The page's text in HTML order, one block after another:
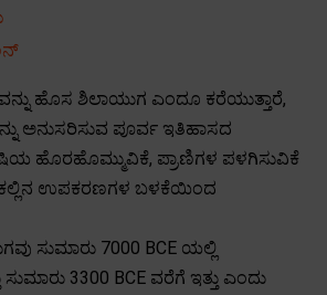
ಹೊಸ ಶಿಲಾಯುಗ ಎಂದೂ ಕರೆಯುತ್ತಾರೆ,
ಅನುಸರಿಸುವ ಪೂರ್ವ ಇತಿಹಾಸದ
ಹೊರಹೊಮ್ಮುವಿಕೆ, ಪ್ರಾಣಿಗಳ ಪಳಗಿಸುವಿಕೆ
ಉಪಕರಣಗಳ ಬಳಕೆಯಿಂದ
ಸುಮಾರು 7000 BCE ಯಲ್ಲಿ
3300 BCE ವರೆಗೆ ಇತ್ತು ಎಂದು